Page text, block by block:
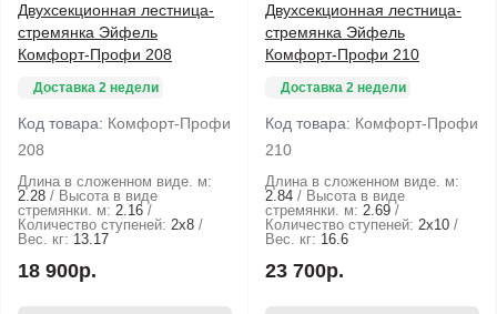
Двухсекционная лестница-
стремянка Эйфель
Комфорт-Профи 208
Доставка 2 недели
Код товара: Комфорт-Профи
208
Длина в сложенном виде. м:
2.28
Высота в виде
стремянки. м: 2.16
Количество ступеней: 2х8
Вес. кг: 13.17
18 900р.
Двухсекционная лестница-
стремянка Эйфель
Комфорт-Профи 210
Доставка 2 недели
Код товара: Комфорт-Профи
210
Длина в сложенном виде. м:
2.84
Высота в виде
стремянки. м: 2.69
Количество ступеней: 2х10
Вес. кг: 16.6
23 700р.